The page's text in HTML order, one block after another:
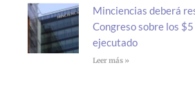
Minciencias deberá
Congreso sobre los
ejecutado
Leer más »